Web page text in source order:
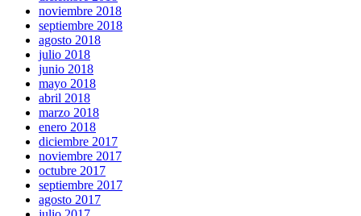
noviembre 2018
septiembre 2018
agosto 2018
julio 2018
junio 2018
mayo 2018
abril 2018
marzo 2018
enero 2018
diciembre 2017
noviembre 2017
octubre 2017
septiembre 2017
agosto 2017